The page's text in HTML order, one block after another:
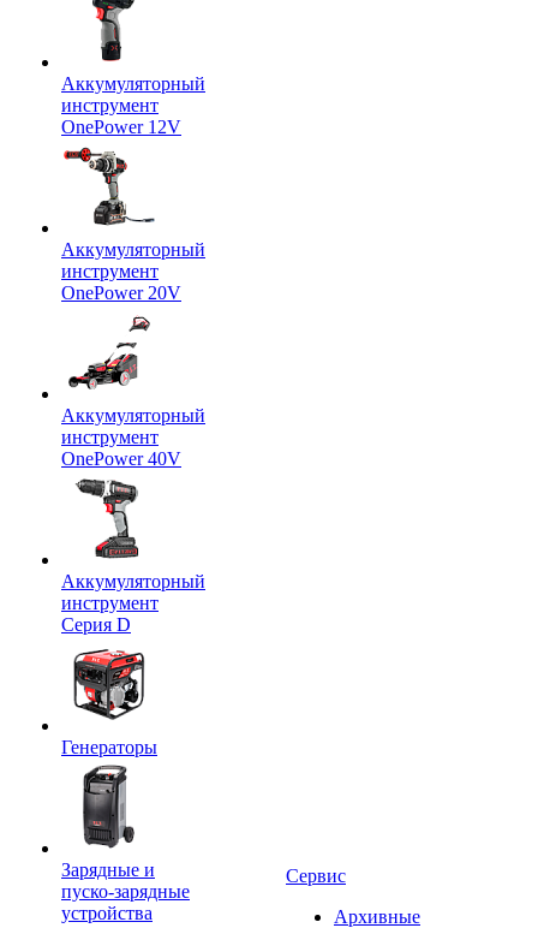
Аккумуляторный
инструмент
OnePower 12V
Аккумуляторный
инструмент
OnePower 20V
Аккумуляторный
инструмент
OnePower 40V
Аккумуляторный
инструмент
Серия D
Генераторы
Зарядные и
пуско-зарядные
устройства
Сервис
Архивные